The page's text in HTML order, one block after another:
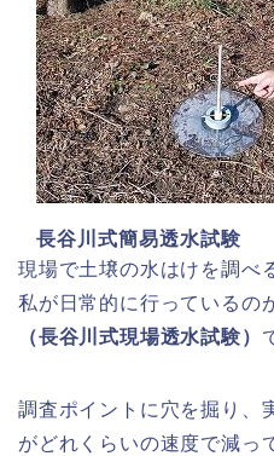
長谷川式簡易透水試験
現場で土壌の水はけを調べ
私が日常的に行っているの
（長谷川式現場透水試験）
調査ポイントに穴を掘り、
がどれくらいの速度で減っ